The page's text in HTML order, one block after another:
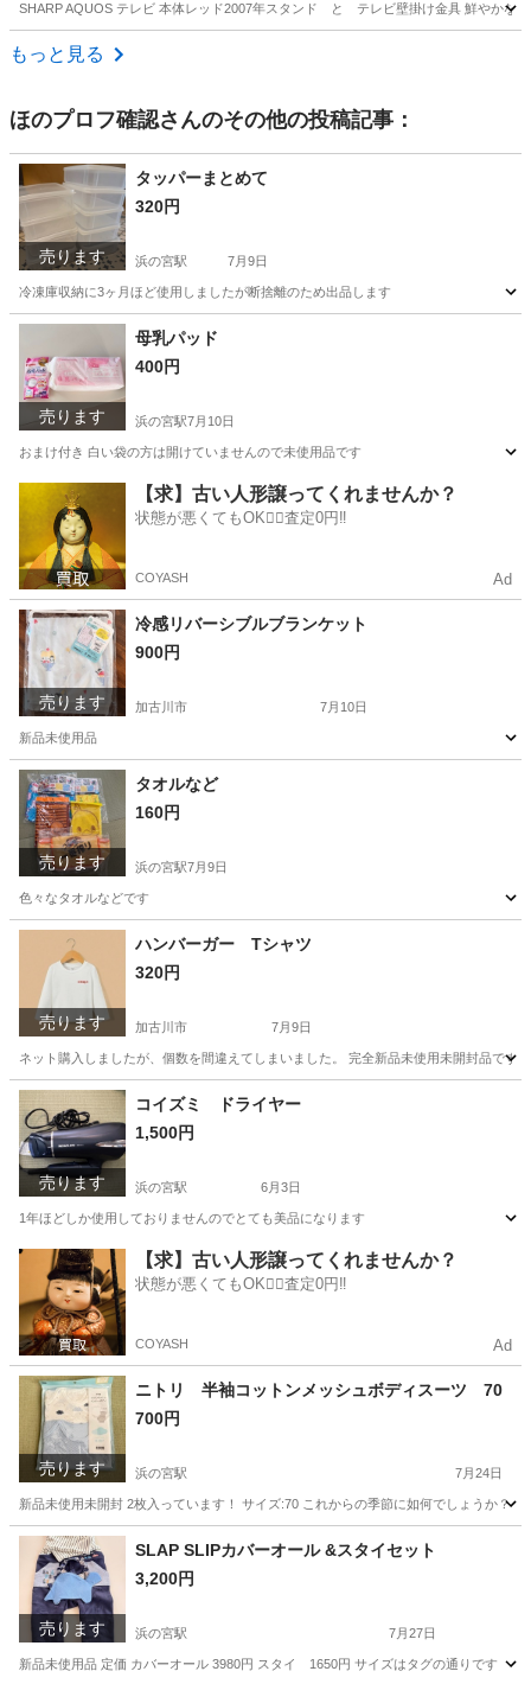
SHARP AQUOS テレビ 本体レッド2007年スタンド と テレビ壁掛け金具 鮮やかな
兵庫 姫路市
もっと見る
ほのプロフ確認さんのその他の投稿記事：
売ります
タッパーまとめて
320円
浜の宮駅 7月9日
冷凍庫収納に3ヶ月ほど使用しましたが断捨離のため出品します
兵庫 加古川市 浜の宮駅
売ります
母乳パッド
400円
浜の宮駅7月10日
おまけ付き 白い袋の方は開けていませんので未使用品です
浜の宮駅 マタニティ用品 パッド
【求】古い人形譲ってくれませんか？
状態が悪くてもOK🙆‍♀️査定0円‼️
COYASH Ad
売ります
冷感リバーシブルブランケット
900円
加古川市 7月10日
新品未使用品
兵庫 加古川市 ベビー用品
売ります
タオルなど
160円
浜の宮駅7月9日
色々なタオルなどです
兵庫 加古川市 浜の宮駅
売ります
ハンバーガー Tシャツ
320円
加古川市 7月9日
ネット購入しましたが、個数を間違えてしまいました。 完全新品未使用未開封品です
兵庫 加古川市 ベビー用品 ネット
売ります
コイズミ ドライヤー
1,500円
浜の宮駅 6月3日
1年ほどしか使用しておりませんのでとても美品になります
兵庫 加古川市 浜の宮駅 美容家電 コイズミ
【求】古い人形譲ってくれませんか？
状態が悪くてもOK🙆‍♀️査定0円‼️
COYASH Ad
売ります
ニトリ 半袖コットンメッシュボディスーツ 70
700円
浜の宮駅 7月24日
新品未使用未開封 2枚入っています！ サイズ:70 これからの季節に如何でしょうか？😊
兵庫 加古川市 ベビー用品 新品
売ります
SLAP SLIPカバーオール &スタイセット
3,200円
浜の宮駅 7月27日
新品未使用品 定価 カバーオール 3980円 スタイ 1650円 サイズはタグの通りです